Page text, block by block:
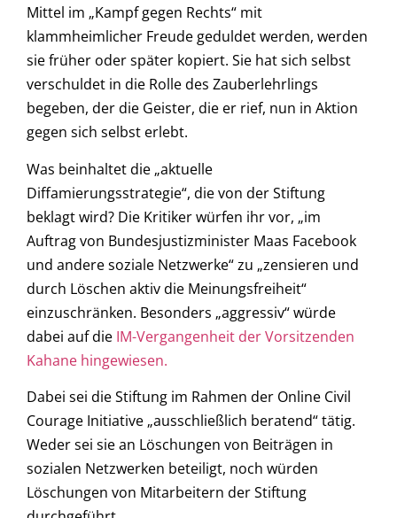
Mittel im „Kampf gegen Rechts“ mit
klammheimlicher Freude geduldet werden, werden
sie früher oder später kopiert. Sie hat sich selbst
verschuldet in die Rolle des Zauberlehrlings
begeben, der die Geister, die er rief, nun in Aktion
gegen sich selbst erlebt.
Was beinhaltet die „aktuelle
Diffamierungsstrategie“, die von der Stiftung
beklagt wird? Die Kritiker würfen ihr vor, „im
Auftrag von Bundesjustizminister Maas Facebook
und andere soziale Netzwerke“ zu „zensieren und
durch Löschen aktiv die Meinungsfreiheit“
einzuschränken. Besonders „aggressiv“ würde
dabei auf die IM-Vergangenheit der Vorsitzenden
Kahane hingewiesen.
Dabei sei die Stiftung im Rahmen der Online Civil
Courage Initiative „ausschließlich beratend“ tätig.
Weder sei sie an Löschungen von Beiträgen in
sozialen Netzwerken beteiligt, noch würden
Löschungen von Mitarbeitern der Stiftung